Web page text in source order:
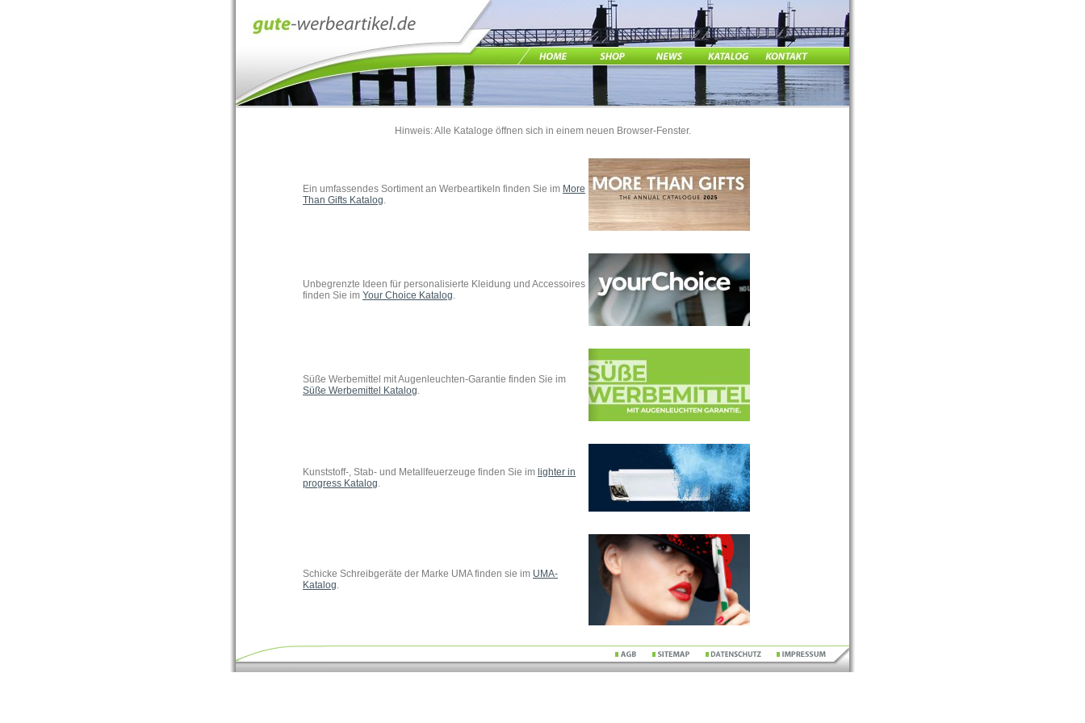
Hinweis: Alle Kataloge öffnen sich in einem neuen Browser-Fenster.
Ein umfassendes Sortiment an Werbeartikeln finden Sie im More
Than Gifts Katalog.
Unbegrenzte Ideen für personalisierte Kleidung und Accessoires
finden Sie im Your Choice Katalog.
Süße Werbemittel mit Augenleuchten-Garantie finden Sie im
Süße Werbemittel Katalog.
Kunststoff-, Stab- und Metallfeuerzeuge finden Sie im lighter in
progress Katalog.
Schicke Schreibgeräte der Marke UMA finden sie im UMA-
Katalog.